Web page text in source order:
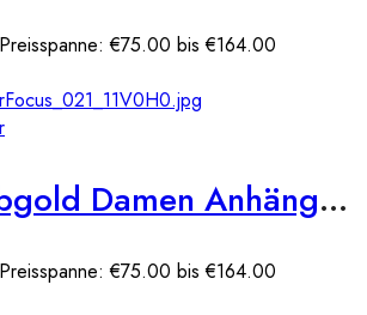
Preisspanne: €75.00 bis €164.00
585er Gelbgold Damen Anhänger Herz mit Zirkonia Stein
Preisspanne: €75.00 bis €164.00